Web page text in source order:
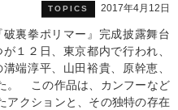
TOPICS 2017年4月12日
裏拳ポリマー』完成披露舞台
１２日、東京都内で行われ、
端淳平、山田裕貴、原幹恵、
。 この作品は、カンフーなど
アクションと、その独特の存在